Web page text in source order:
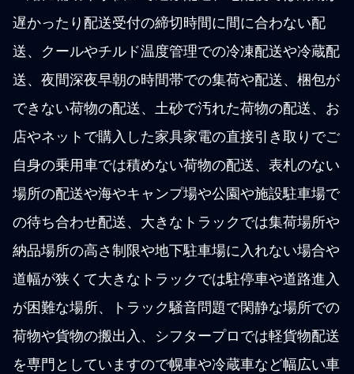
遅かったり配送受付の締切時間に間に合わない配
送、クールやチルド温度管理での冷凍配送や冷蔵配
送、夜間深夜早朝の時間帯での集荷や配送、梱包が
できない荷物の配送、土砂で汚れた荷物の配送、お
店やネットで購入した家具家電の直接引き取りでご
自身の乗用車では積めない荷物の配送、表札のない
場所の配送や海やキャンプ場や公園や施設駐車場で
の待ち合わせ配送、大きなトラックでは集荷場所や
納品場所の高さ制限や地下駐車場に入れない場合や
道幅が狭くて大きなトラックでは駐停車や道路進入
が困難な場所、トラック騒音問題で閑静な場所での
荷物や貨物の搬出入、シフタープロでは軽貨物配送
を専門としていますので幌車や冷蔵車など幅広い車